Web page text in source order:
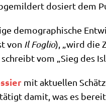
dosiert dem
demo­gra­phi­sche
von Il Foglio), „wird die
vom „Sieg des
mit aktu­el­len
damit, was es